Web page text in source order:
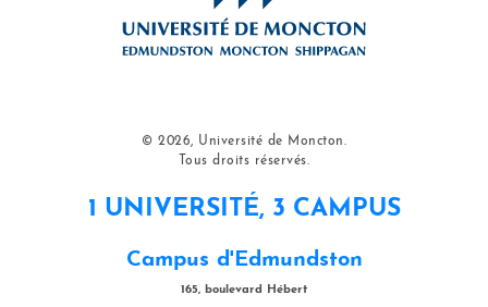
© 2026, Université de Moncton.
Tous droits réservés.
1 UNIVERSITÉ, 3 CAMPUS
Campus d'Edmundston
165, boulevard Hébert